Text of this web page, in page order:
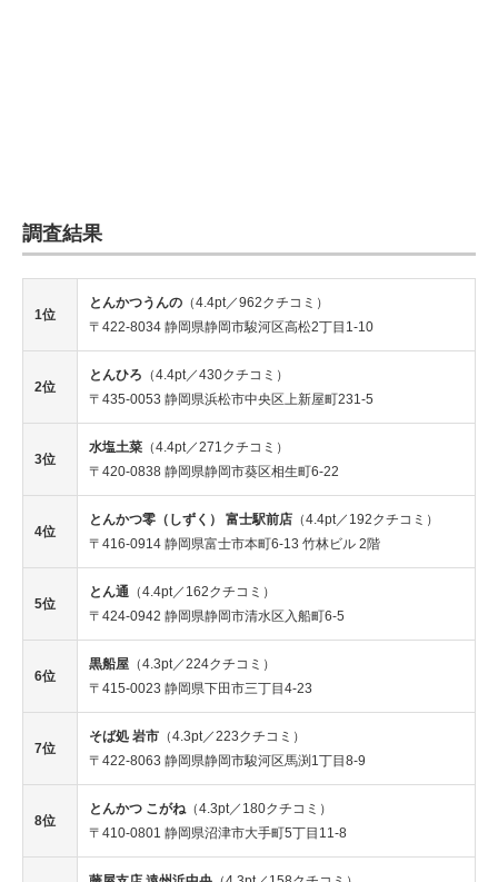
調査結果
1位
とんかつうんの （4.4pt／962クチコミ）
〒422-8034 静岡県静岡市駿河区高松2丁目1-10
2位
とんひろ （4.4pt／430クチコミ）
〒435-0053 静岡県浜松市中央区上新屋町231-5
3位
水塩土菜 （4.4pt／271クチコミ）
〒420-0838 静岡県静岡市葵区相生町6-22
4位
とんかつ零（しずく） 富士駅前店 （4.4pt／192クチコミ）
〒416-0914 静岡県富士市本町6-13 竹林ビル 2階
5位
とん通 （4.4pt／162クチコミ）
〒424-0942 静岡県静岡市清水区入船町6-5
6位
黒船屋 （4.3pt／224クチコミ）
〒415-0023 静岡県下田市三丁目4-23
7位
そば処 岩市 （4.3pt／223クチコミ）
〒422-8063 静岡県静岡市駿河区馬渕1丁目8-9
8位
とんかつ こがね（4.3pt／180クチコミ）
〒410-0801 静岡県沼津市大手町5丁目11-8